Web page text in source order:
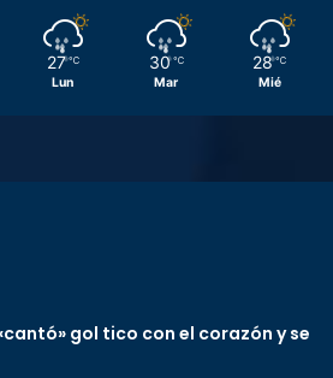
27 ℃
Lun
30 ℃
Mar
28 ℃
Mié
gol tico con el corazón y se